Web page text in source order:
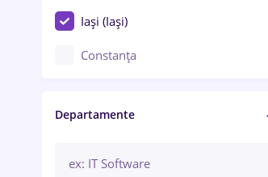
Iași (Iași)
Constanța
Brașov
Bacău
Departamente